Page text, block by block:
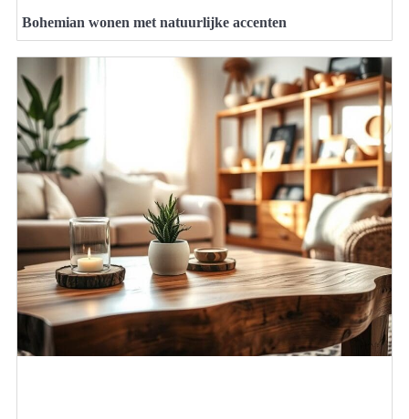
Bohemian wonen met natuurlijke accenten